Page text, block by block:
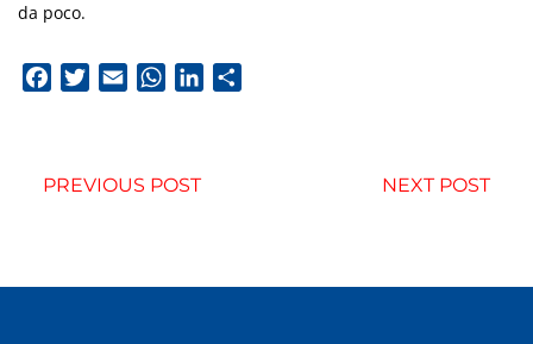
da poco.
FacebookTwitterEmail WhatsApp
LinkedIn
PREVIOUS POST NEXT POST